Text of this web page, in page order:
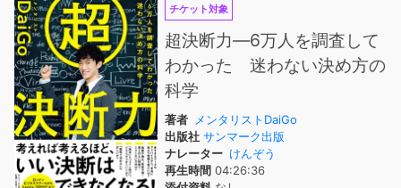
チケット対象
超決断力―6万人を調査して
わかった 迷わない決め方の
科学
著者
メンタリストDaiGo
出版社 サンマーク出版
ナレーター けんぞう
再生時間 04:26:36